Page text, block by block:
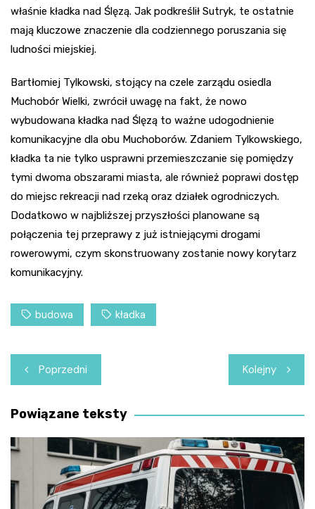
właśnie kładka nad Ślęzą. Jak podkreślił Sutryk, te ostatnie
mają kluczowe znaczenie dla codziennego poruszania się
ludności miejskiej.
Bartłomiej Tylkowski, stojący na czele zarządu osiedla
Muchobór Wielki, zwrócił uwagę na fakt, że nowo
wybudowana kładka nad Ślęzą to ważne udogodnienie
komunikacyjne dla obu Muchoborów. Zdaniem Tylkowskiego,
kładka ta nie tylko usprawni przemieszczanie się pomiędzy
tymi dwoma obszarami miasta, ale również poprawi dostęp
do miejsc rekreacji nad rzeką oraz działek ogrodniczych.
Dodatkowo w najbliższej przyszłości planowane są
połączenia tej przeprawy z już istniejącymi drogami
rowerowymi, czym skonstruowany zostanie nowy korytarz
komunikacyjny.
budowa kładka
Nawigacja
wpisu
Poprzedni Kolejny
Powiązane teksty